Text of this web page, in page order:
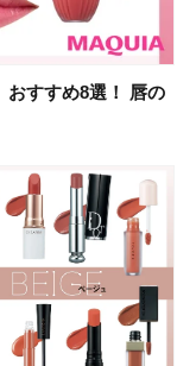
おすすめ8選！ 唇の
】大人になって開眼
おすすめ8選！ 唇の
キングTOP5！＜美
ランキングTOP5！
！ 若く見える・手
スキンケア・ヘアケ
の「クリアヴェール